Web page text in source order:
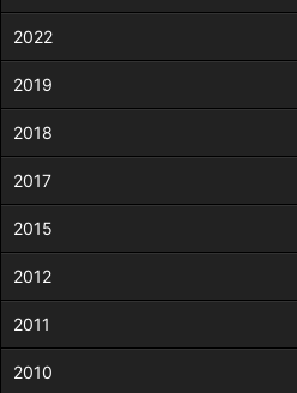
2022
2019
2018
2017
2015
2012
2011
2010